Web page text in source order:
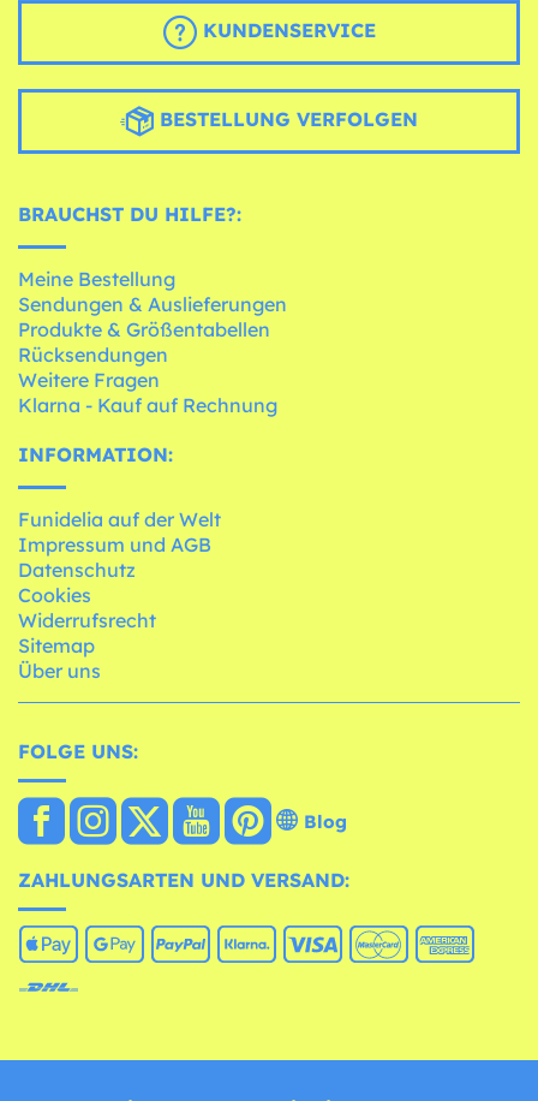
KUNDENSERVICE
BESTELLUNG VERFOLGEN
BRAUCHST DU HILFE?:
Meine Bestellung
Sendungen & Auslieferungen
Produkte & Größentabellen
Rücksendungen
Weitere Fragen
Klarna - Kauf auf Rechnung
INFORMATION:
Funidelia auf der Welt
Impressum und AGB
Datenschutz
Cookies
Widerrufsrecht
Sitemap
Über uns
FOLGE UNS:
Blog
ZAHLUNGSARTEN UND VERSAND: